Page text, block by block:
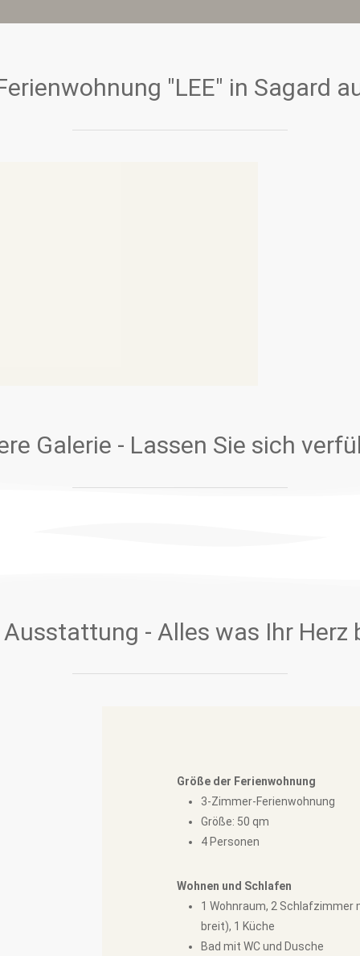
"LEE" in Sagard
Galerie - Lassen Sie sich
- Alles was Ihr Herz
Größe der Ferienwohnung
3-Zimmer-Ferienwohnung
Größe: 50 qm
4 Personen
Wohnen und Schlafen
1 Wohnraum, 2 Schlafzimmer
breit), 1 Küche
Bad mit WC und Dusche